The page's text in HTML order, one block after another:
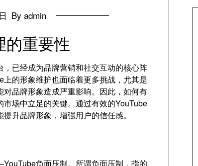
By admin
重要性
已经成为品牌营销和社交互动的核心阵
的形象维护也面临着更多挑战，尤其是
品牌形象造成严重影响。因此，如何有
场中立足的关键。通过有效的YouTube
升品牌形象，增强用户的信任感。
负面压制。所谓负面压制，指的